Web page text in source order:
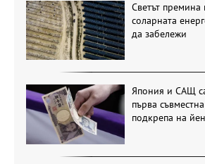
Светът
соларната
да забележи
Япония и САЩ
първа
подкрепа на